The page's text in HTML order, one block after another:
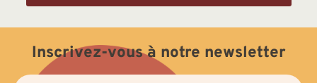
Inscrivez-vous à notre newsletter